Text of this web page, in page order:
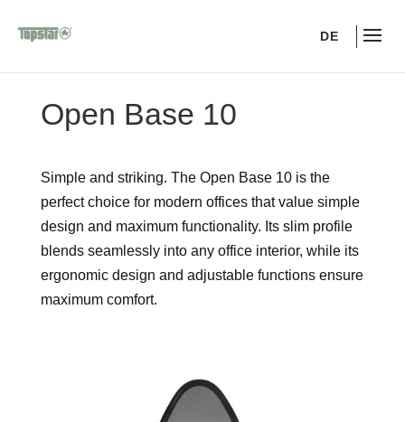
DE
Open Base 10
Simple and striking. The Open Base 10 is the
perfect choice for modern offices that value simple
design and maximum functionality. Its slim profile
blends seamlessly into any office interior, while its
ergonomic design and adjustable functions ensure
maximum comfort.